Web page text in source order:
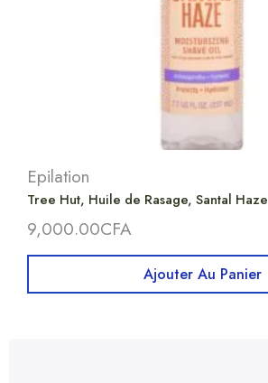
Epilation
Tree Hut, Huile de Rasage, Santal Haze
9,000.00CFA
Ajouter Au Panier